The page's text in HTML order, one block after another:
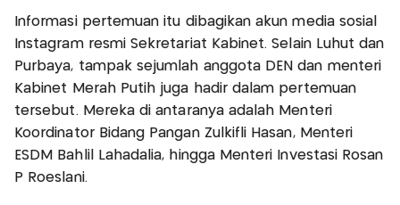
Informasi pertemuan itu dibagikan akun media sosial
Instagram resmi Sekretariat Kabinet. Selain Luhut dan
Purbaya, tampak sejumlah anggota DEN dan menteri
Kabinet Merah Putih juga hadir dalam pertemuan
tersebut. Mereka di antaranya adalah Menteri
Koordinator Bidang Pangan Zulkifli Hasan, Menteri
ESDM Bahlil Lahadalia, hingga Menteri Investasi Rosan
P Roeslani.